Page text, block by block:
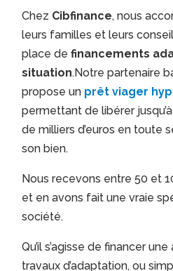
Chez Cibfinance, nous
leurs familles et leurs
place definancements
situation.Notre partenaire
propose un prêt viager
permettant de libérer
de milliers d’euros en toute
son bien.
Nous recevons entre 50 et
et en avons fait une vraie
société.
Qu’il s’agisse de financer
travaux d’adaptation, ou